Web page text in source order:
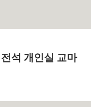
석 개인실 교마